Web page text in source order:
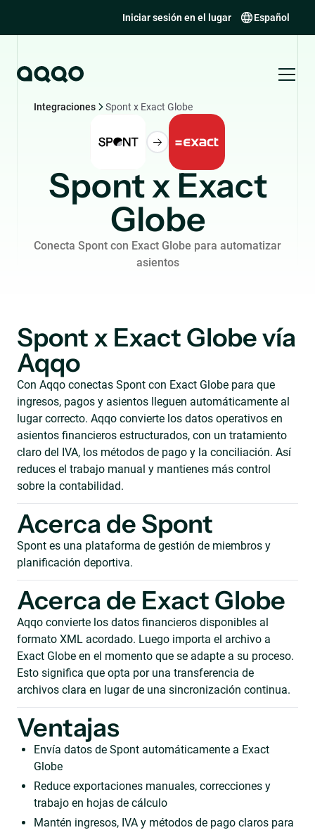
Iniciar sesión en el lugar Español
Integraciones Spont x Exact Globe
Spont x Exact
Globe
Conecta Spont con Exact Globe para automatizar
asientos
Spont x Exact Globe vía
Aqqo
Con Aqqo conectas Spont con Exact Globe para que
ingresos, pagos y asientos lleguen automáticamente al
lugar correcto. Aqqo convierte los datos operativos en
asientos financieros estructurados, con un tratamiento
claro del IVA, los métodos de pago y la conciliación. Así
reduces el trabajo manual y mantienes más control
sobre la contabilidad.
Acerca de Spont
Spont es una plataforma de gestión de miembros y
planificación deportiva.
Acerca de Exact Globe
Aqqo convierte los datos financieros disponibles al
formato XML acordado. Luego importa el archivo a
Exact Globe en el momento que se adapte a su proceso.
Esto significa que opta por una transferencia de
archivos clara en lugar de una sincronización continua.
Ventajas
Envía datos de Spont automáticamente a Exact
Globe
Reduce exportaciones manuales, correcciones y
trabajo en hojas de cálculo
Mantén ingresos, IVA y métodos de pago claros para